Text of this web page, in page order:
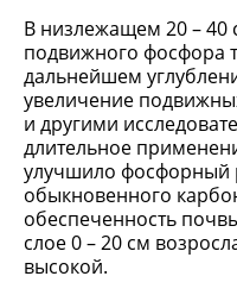
В низлежащем 20 – 40
подвижного фосфора
дальнейшем
увеличение
и другими
длительное
улучшило фосфорный
обыкновенного
обеспеченность
слое 0 – 20 см
высокой.